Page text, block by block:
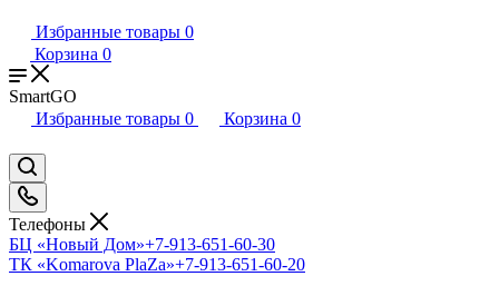
Избранные товары 0
Корзина 0
SmartGO
Избранные товары 0 Корзина 0
Телефоны
БЦ «Новый Дом»+7-913-651-60-30
ТК «Komarova PlaZa»+7-913-651-60-20